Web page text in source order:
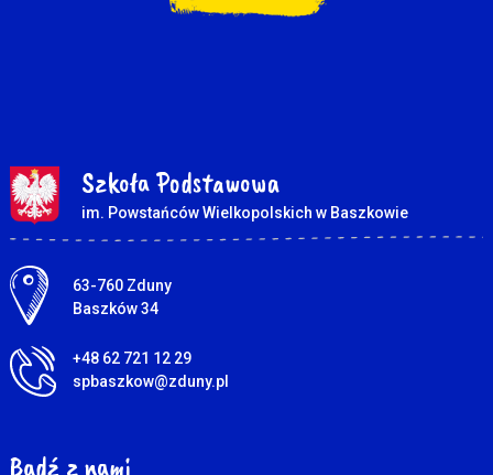
Szkoła Podstawowa
im. Powstańców Wielkopolskich w Baszkowie
Adres pocztowy:
63-760 Zduny
Baszków 34
+48 62 721 12 29
spbaszkow@zduny.pl
Bądź z nami